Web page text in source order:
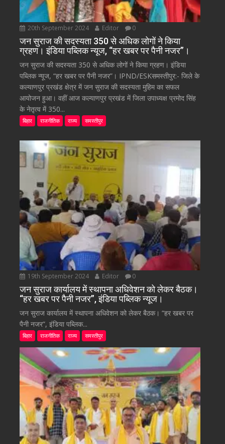
20th September 2024 Editor 0
जन सुराज की सदस्यता 350 से अधिक लोगों ने किया
ग्रहण। इंडिया पब्लिक न्यूज, “हर खबर पर पैनी नजर”।
जन सुराज की सदस्यता 350 से अधिक लोगों ने किया ग्रहण। इंडिया
पब्लिक न्यूज, “हर खबर पर पैनी नजर”। IPND/ESKसमस्तीपुर:- जिले के
कल्याणपुर प्रखंड क्षेत्र में जन सुराज की सदस्यता मुहिम का सफल
आयोजन हुआ। वहीं आज कल्याणपुर प्रखंड में जिला उपाध्यक्ष प्रमोद सिंह
के नेतृत्व में 350...
बिहार राजनीतिक राज्य समस्तीपुर
19th September 2024 Editor 0
जन सुराज कार्यालय में स्थापना अधिवेशन को लेकर बैठक।
“हर खबर पर पैनी नजर”, इंडिया पब्लिक न्यूज।
जन सुराज कार्यालय में स्थापना अधिवेशन को लेकर बैठक। “हर खबर पर
पैनी नजर”, इंडिया पब्लिक...
बिहार राजनीतिक राज्य समस्तीपुर